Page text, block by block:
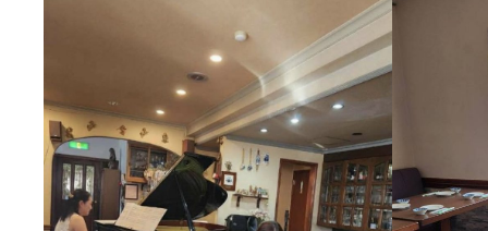
ッ
ョ
ナ
ー
タ
コ
ン
サ